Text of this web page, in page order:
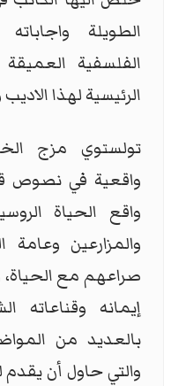
الطويلة
الفلسفية
الرئيسية لهذا
تولستوي مزج
واقعية في
واقع الحياة
والمزارعين
صراعهم مع
إيمانه وقناعاته
بالعديد من
والتي حاول أن